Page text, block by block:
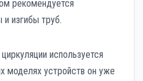
рекомендуется
и изгибы труб.
используется
моделях устройств он уже